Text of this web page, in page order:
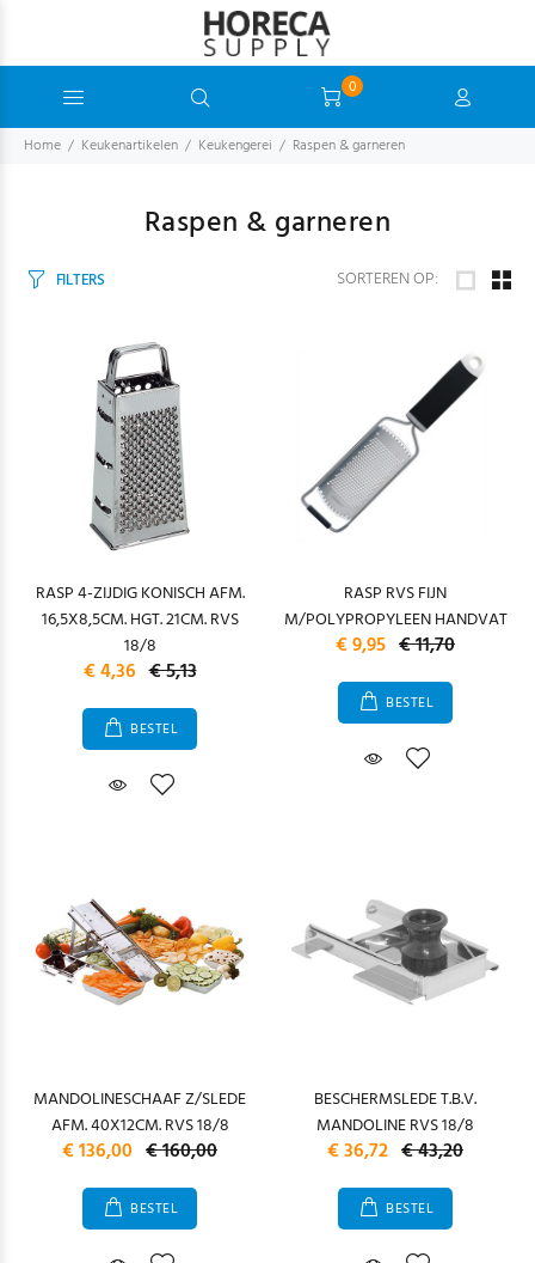
0
Home Keukenartikelen Keukengerei Raspen & garneren
Raspen & garneren
FILTERS SORTEREN OP:
RASP 4-ZIJDIG KONISCH AFM.
16,5X8,5CM. HGT. 21CM. RVS
18/8
€ 4,36 € 5,13
BESTEL
RASP RVS FIJN
M/POLYPROPYLEEN HANDVAT
€ 9,95 € 11,70
BESTEL
MANDOLINESCHAAF Z/SLEDE
AFM. 40X12CM. RVS 18/8
€ 136,00 € 160,00
BESTEL
BESCHERMSLEDE T.B.V.
MANDOLINE RVS 18/8
€ 36,72 € 43,20
BESTEL